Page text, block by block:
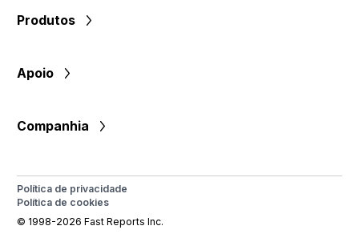
Produtos
Apoio
Companhia
Política de privacidade
Política de cookies
© 1998-2026 Fast Reports Inc.